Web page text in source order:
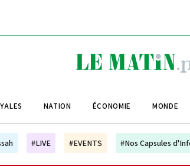
NATION ÉCONOMIE MONDE
#LIVE #EVENTS #Nos Capsules